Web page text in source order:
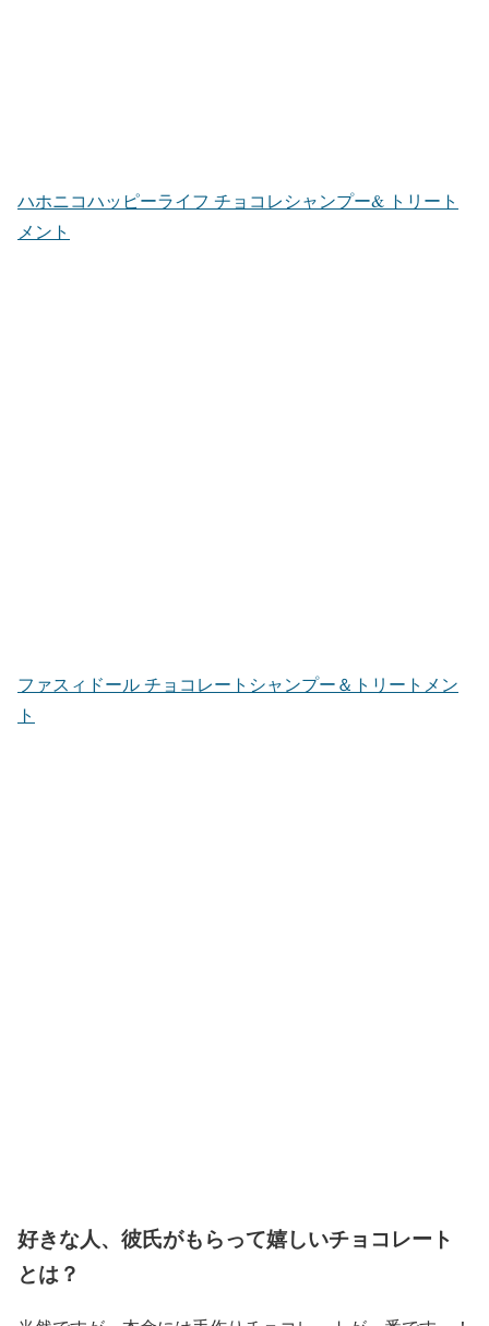
ハホニコハッピーライフ チョコレシャンプー& トリート
メント
ファスィドール チョコレートシャンプー＆トリートメン
ト
好きな人、彼氏がもらって嬉しいチョコレート
とは？